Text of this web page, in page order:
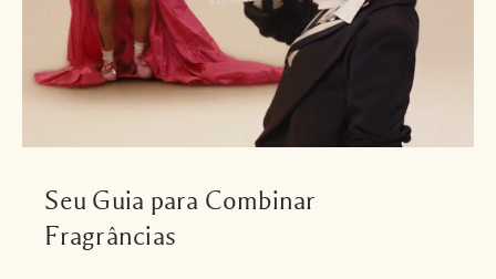
Seu Guia para Combinar
Fragrâncias